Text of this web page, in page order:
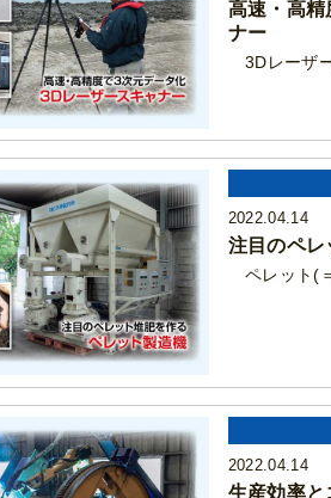
高速・高精
ナー
3Dレーザ
2022.04.14
注目のペレ
ペレット(
2022.04.14
生産効率と